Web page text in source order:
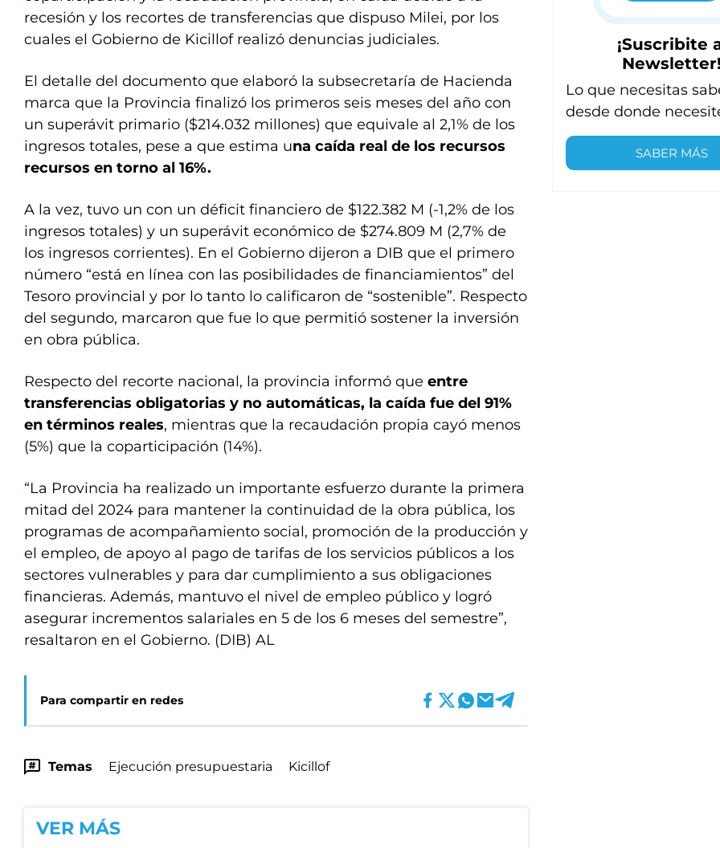
recesión y los recortes de transferencias que dispuso Milei, por los
cuales el Gobierno de Kicillof realizó denuncias judiciales.
El detalle del documento que elaboró la subsecretaría de Hacienda
marca que la Provincia finalizó los primeros seis meses del año con
un superávit primario ($214.032 millones) que equivale al 2,1% de los
ingresos totales, pese a que estima una caída real de los recursos
recursos en torno al 16%.
A la vez, tuvo un con un déficit financiero de $122.382 M (-1,2% de los
ingresos totales) y un superávit económico de $274.809 M (2,7% de
los ingresos corrientes). En el Gobierno dijeron a DIB que el primero
número “está en línea con las posibilidades de financiamientos” del
Tesoro provincial y por lo tanto lo calificaron de “sostenible”. Respecto
del segundo, marcaron que fue lo que permitió sostener la inversión
en obra pública.
Respecto del recorte nacional, la provincia informó que entre
transferencias obligatorias y no automáticas, la caída fue del 91%
en términos reales, mientras que la recaudación propia cayó menos
(5%) que la coparticipación (14%).
“La Provincia ha realizado un importante esfuerzo durante la primera
mitad del 2024 para mantener la continuidad de la obra pública, los
programas de acompañamiento social, promoción de la producción y
el empleo, de apoyo al pago de tarifas de los servicios públicos a los
sectores vulnerables y para dar cumplimiento a sus obligaciones
financieras. Además, mantuvo el nivel de empleo público y logró
asegurar incrementos salariales en 5 de los 6 meses del semestre”,
resaltaron en el Gobierno. (DIB) AL
Para compartir en redes
Temas Ejecución presupuestaria Kicillof
VER MÁS
¡Suscribite
Newsletter!
Lo que necesitas
desde donde
SABER MÁS